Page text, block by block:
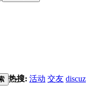
热搜: 活动 交友 discuz